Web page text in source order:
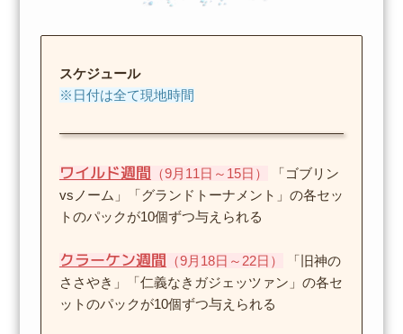
スケジュール
※日付は全て現地時間
ワイルド週間 （9月11日～15日）
「ゴブリン
vsノーム」「グランドトーナメント」の各セッ
トのパックが10個ずつ与えられる
クラーケン週間 （9月18日～22日）
「旧神の
ささやき」「仁義なきガジェッツァン」の各セ
ットのパックが10個ずつ与えられる